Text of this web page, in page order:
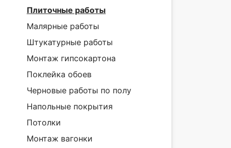
Плиточные работы
Малярные работы
Штукатурные работы
Монтаж гипсокартона
Поклейка обоев
Черновые работы по полу
Напольные покрытия
Потолки
Монтаж вагонки